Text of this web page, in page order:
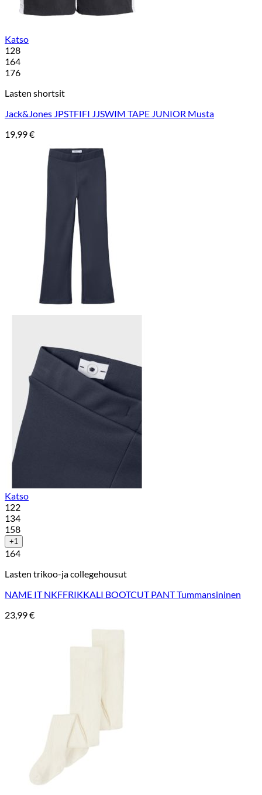
Katso
128
164
176
Lasten shortsit
Jack&Jones JPSTFIFI JJSWIM TAPE JUNIOR Musta
19,99€
Katso
122
134
158
+1
164
Lasten trikoo-ja collegehousut
NAME IT NKFFRIKKALI BOOTCUT PANT Tummansininen
23,99€